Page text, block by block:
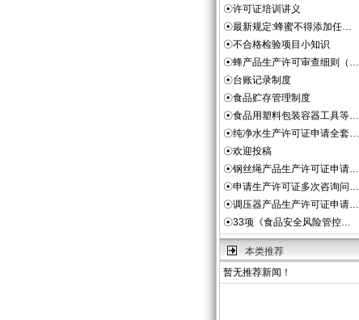
☉许可证培训讲义
☉最新规定:蜂蜜不得添加任…
☉不合格检验项目小知识
☉蜂产品生产许可审查细则（…
☉台账记录制度
☉食品贮存管理制度
☉食品用塑料包装容器工具等…
☉纯净水生产许可证申请全套…
☉欢迎投稿
☉钢丝绳产品生产许可证申请…
☉申请生产许可证多次咨询问…
☉调压器产品生产许可证申请…
☉33项《食品安全风险管控…
本类推荐
暂无推荐新闻！